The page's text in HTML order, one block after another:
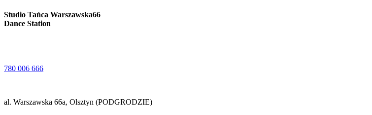
Studio Tańca Warszawska66
Dance Station
780 006 666
al. Warszawska 66a, Olsztyn (PODGRODZIE)